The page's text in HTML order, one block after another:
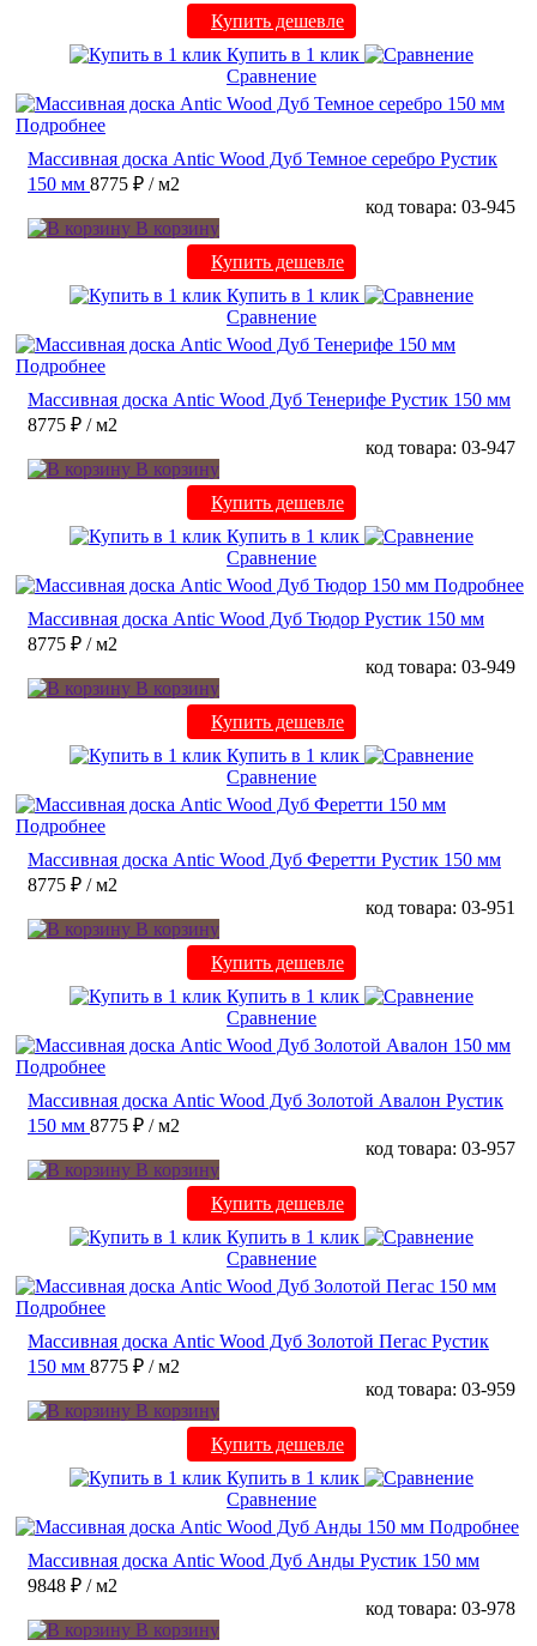
Купить дешевле
Купить в 1 клик
Сравнение
Подробнее
Массивная доска Antic Wood Дуб Темное серебро Рустик
150 мм 8775 ₽ / м2
код товара: 03-945
В корзину
Купить дешевле
Купить в 1 клик
Сравнение
Подробнее
Массивная доска Antic Wood Дуб Тенерифе Рустик 150 мм
8775 ₽ / м2
код товара: 03-947
В корзину
Купить дешевле
Купить в 1 клик
Сравнение
Подробнее
Массивная доска Antic Wood Дуб Тюдор Рустик 150 мм
8775 ₽ / м2
код товара: 03-949
В корзину
Купить дешевле
Купить в 1 клик
Сравнение
Подробнее
Массивная доска Antic Wood Дуб Феретти Рустик 150 мм
8775 ₽ / м2
код товара: 03-951
В корзину
Купить дешевле
Купить в 1 клик
Сравнение
Подробнее
Массивная доска Antic Wood Дуб Золотой Авалон Рустик
150 мм 8775 ₽ / м2
код товара: 03-957
В корзину
Купить дешевле
Купить в 1 клик
Сравнение
Подробнее
Массивная доска Antic Wood Дуб Золотой Пегас Рустик
150 мм 8775 ₽ / м2
код товара: 03-959
В корзину
Купить дешевле
Купить в 1 клик
Сравнение
Подробнее
Массивная доска Antic Wood Дуб Анды Рустик 150 мм
9848 ₽ / м2
код товара: 03-978
В корзину